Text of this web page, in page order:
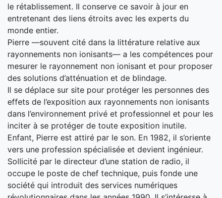
le rétablissement. Il conserve ce savoir à jour en
entretenant des liens étroits avec les experts du
monde entier.
Pierre —souvent cité dans la littérature relative aux
rayonnements non ionisants— a les compétences pour
mesurer le rayonnement non ionisant et pour proposer
des solutions d’atténuation et de blindage.
Il se déplace sur site pour protéger les personnes des
effets de l’exposition aux rayonnements non ionisants
dans l’environnement privé et professionnel et pour les
inciter à se protéger de toute exposition inutile.
Enfant, Pierre est attiré par le son. En 1982, il s’oriente
vers une profession spécialisée et devient ingénieur.
Sollicité par le directeur d’une station de radio, il
occupe le poste de chef technique, puis fonde une
société qui introduit des services numériques